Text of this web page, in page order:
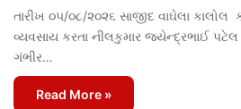
તારીખ ૦૫/૦૮/૨૦૨૬ સાજીદ વાઘેલા કાલોલ
વ્યવસાય કરતા નીલકુમાર જયેન્દ્રભાઈ પટેલ
ગંભીર…
Read More »